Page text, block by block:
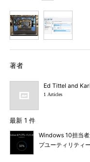
著者
Ed Tittel and
1 Articles
最新 1 件
Windows 10担当
プユーティリティ